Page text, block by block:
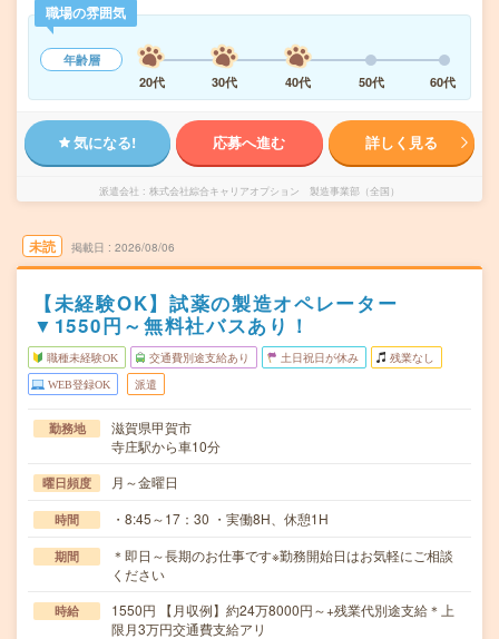
職場の雰囲気
年齢層
20代
30代 40代 50代 60代
気になる! 応募へ進む 詳しく見る
派遣会社 株式会社綜合キャリアオプション 製造事業部（全国）
未読 掲載日 2026/08/06
【未経験OK】試薬の製造オペレーター
▼1550円～無料社バスあり！
職種未経験OK 交通費別途支給あり 土日祝日が休み 残業なし
WEB登録OK 派遣
勤務地
滋賀県甲賀市
寺庄駅から車10分
曜日頻度 月～金曜日
時間 ・8:45～17：30 ・実働8H、休憩1H
期間
＊即日～長期のお仕事です※勤務開始日はお気軽にご相談
ください
時給
1550円 【月収例】約24万8000円～+残業代別途支給＊上
限月3万円交通費支給アリ